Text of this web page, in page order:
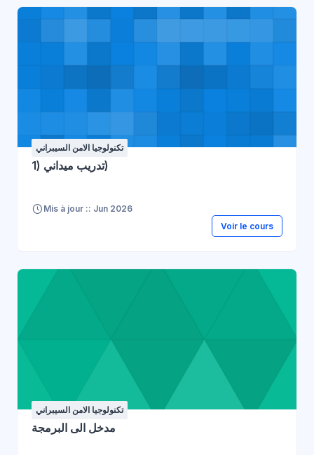
تكنولوجيا الامن السيبراني
تدريب ميداني (1)
Mis à jour :: Jun 2026
Voir le cours
تكنولوجيا الامن السيبراني
مدخل الى البرمجة